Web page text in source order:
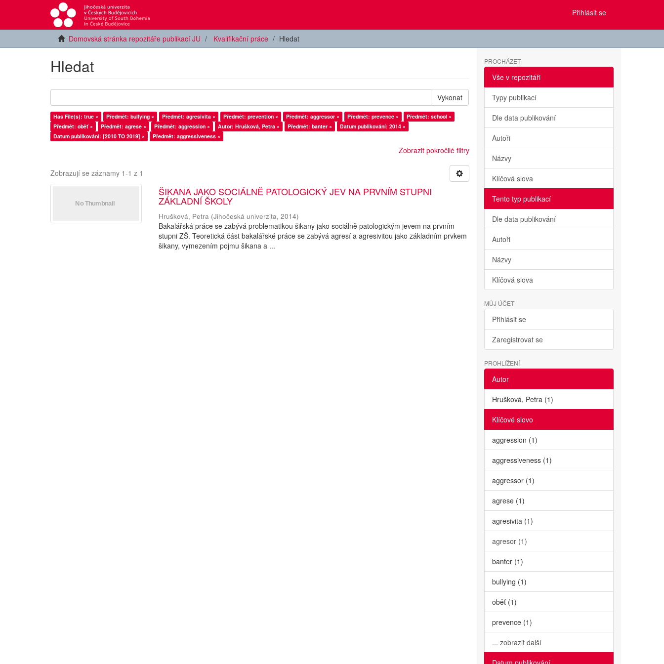
Přihlásit se
Domovská stránka repozitáře publikací JU Kvalifikační práce Hledat
Hledat
Vykonat
Has File(s): true × Předmět: bullying × Předmět: agresivita × Předmět: prevention × Předmět: aggressor × Předmět: prevence ×
Předmět: school ×
Předmět: oběť ×
Předmět: agrese × Předmět: aggression × Autor: Hrušková, Petra × Předmět: banter ×
Datum publikování: 2014 ×
Datum publikování: [2010 TO 2019] ×
Předmět: aggressiveness ×
Zobrazit pokročilé filtry
Zobrazují se záznamy 1-1 z 1
ŠIKANA JAKO SOCIÁLNĚ PATOLOGICKÝ JEV NA PRVNÍM STUPNI
ZÁKLADNÍ ŠKOLY
Hrušková, Petra (Jihočeská univerzita,2014)
Bakalářská práce se zabývá problematikou šikany jako sociálně patologickým jevem na prvním
stupni ZŠ. Teoretická část bakalářské práce se zabývá agresí a agresivitou jako základním prvkem
šikany, vymezením pojmu šikana a ...
PROCHÁZET
Vše v repozitáři
Typy publikací
Dle data publikování
Autoři
Názvy
Klíčová slova
Tento typ publikací
Dle data publikování
Autoři
Názvy
Klíčová slova
MŮJ ÚČET
Přihlásit se
Zaregistrovat se
PROHLÍŽENÍ
Autor
Hrušková, Petra (1)
Klíčové slovo
aggression (1)
aggressiveness (1)
aggressor (1)
agrese (1)
agresivita (1)
agresor (1)
banter (1)
bullying (1)
oběť (1)
prevence (1)
... zobrazit další